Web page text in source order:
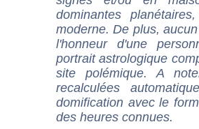
dominantes
moderne. De plus,
l'honneur d'une
portrait astrologique
site polémique. A
recalculées
domification avec le
des heures connues.